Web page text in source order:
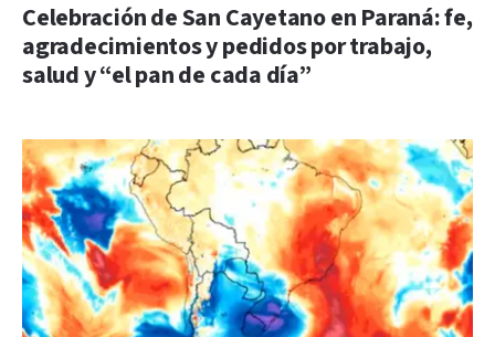
Celebración de San Cayetano en Paraná: fe,
agradecimientos y pedidos por trabajo,
salud y “el pan de cada día”